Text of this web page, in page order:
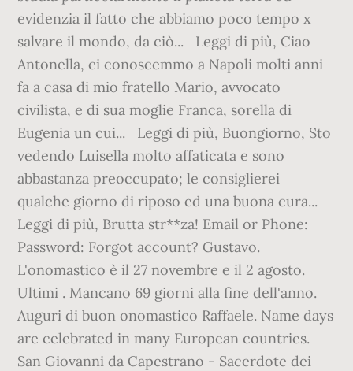
evidenzia il fatto che abbiamo poco tempo x
salvare il mondo, da ciò... Leggi di più, Ciao
Antonella, ci conoscemmo a Napoli molti anni
fa a casa di mio fratello Mario, avvocato
civilista, e di sua moglie Franca, sorella di
Eugenia un cui... Leggi di più, Buongiorno, Sto
vedendo Luisella molto affaticata e sono
abbastanza preoccupato; le consiglierei
qualche giorno di riposo ed una buona cura...
Leggi di più, Brutta str**za! Email or Phone:
Password: Forgot account? Gustavo.
L'onomastico è il 27 novembre e il 2 agosto.
Ultimi . Mancano 69 giorni alla fine dell'anno.
Auguri di buon onomastico Raffaele. Name days
are celebrated in many European countries.
San Giovanni da Capestrano - Sacerdote dei